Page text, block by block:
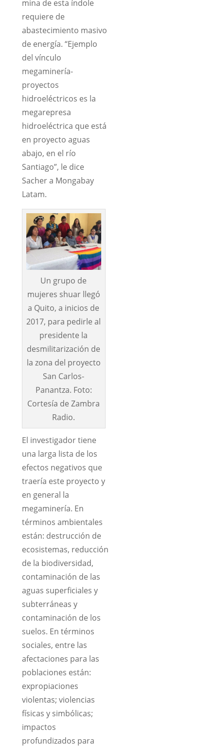
mina de esta índole
requiere de
abastecimiento masivo
de energía. “Ejemplo
del vínculo
megaminería-
proyectos
hidroeléctricos es la
megarepresa
hidroeléctrica que está
en proyecto aguas
abajo, en el río
Santiago”, le dice
Sacher a Mongabay
Latam.
Un grupo de
mujeres shuar llegó
a Quito, a inicios de
2017, para pedirle al
presidente la
desmilitarización de
la zona del proyecto
San Carlos-
Panantza. Foto:
Cortesía de Zambra
Radio.
El investigador tiene
una larga lista de los
efectos negativos que
traería este proyecto y
en general la
megaminería. En
términos ambientales
están: destrucción de
ecosistemas, reducción
de la biodiversidad,
contaminación de las
aguas superficiales y
subterráneas y
contaminación de los
suelos. En términos
sociales, entre las
afectaciones para las
poblaciones están:
expropiaciones
violentas; violencias
físicas y simbólicas;
impactos
profundizados para